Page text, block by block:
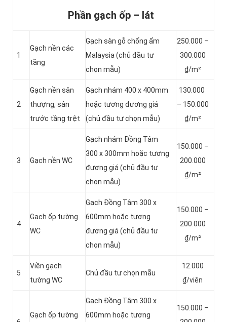
Phần gạch ốp – lát
1
Gạch nền các
tầng
Gạch sàn gỗ chống ẩm
Malaysia (chủ đầu tư
chọn mẫu)
250.000 –
300.000
₫/m²
2
Gạch nền sân
thượng, sân
trước tầng trệt
Gạch nhám 400 x 400mm
hoặc tương đương giá
(chủ đầu tư chọn mẫu)
130.000
– 150.000
₫/m²
3 Gạch nền WC
Gạch nhám Đồng Tâm
300 x 300mm hoặc tương
đương giá (chủ đầu tư
chọn mẫu)
150.000 –
200.000
₫/m²
4
Gạch ốp tường
WC
Gạch Đồng Tâm 300 x
600mm hoặc tương
đương giá (chủ đầu tư
chọn mẫu)
150.000 –
200.000
₫/m²
5
Viền gạch
tường WC
Chủ đầu tư chọn mẫu
12.000
₫/viên
Gạch ốp tường
Gạch Đồng Tâm 300 x
600mm hoặc tương
150.000 –